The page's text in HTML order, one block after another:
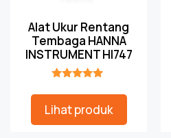
Alat Ukur Rentang
Tembaga HANNA
INSTRUMENT HI747
Lihat produk